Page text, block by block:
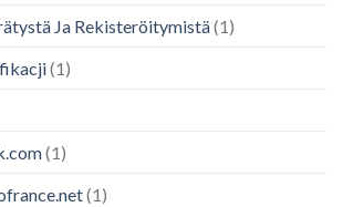
Ja Rekisteröitymistä(1)
(1)
(1)
(1)